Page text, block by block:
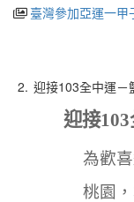
臺灣參加亞運一甲
2. 迎接103全中運
迎接103
為歡
桃園